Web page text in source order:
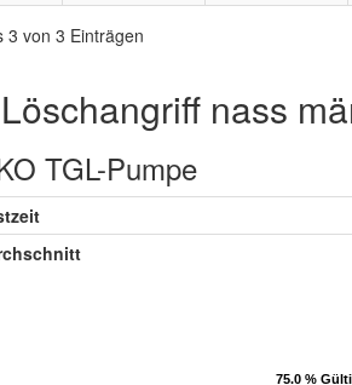
3 von 3 Einträgen
Löschangriff nass
TGL-Pumpe
75.0 %
75.0 %